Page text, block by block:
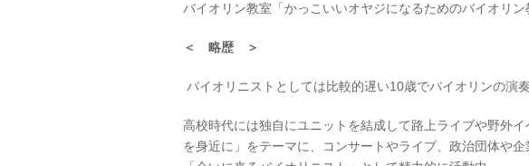
バイオリン教室「かっこいいオヤジになるためのバイオリン
＜ 略歴 ＞
バイオリニストとしては比較的遅い10歳でバイオリンの演奏
高校時代には独自にユニットを結成して路上ライブや野外
を身近に」をテーマに、コンサートやライブ、政治団体や